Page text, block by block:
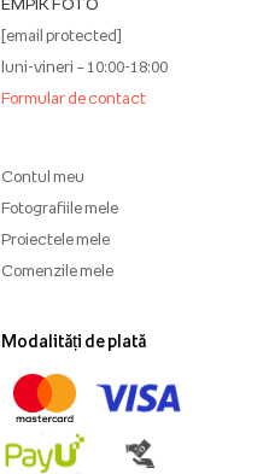
EMPIK FOTO
[email protected]
luni-vineri – 10:00-18:00
Formular de contact
Contul meu
Fotografiile mele
Proiectele mele
Comenzile mele
Modalități de plată